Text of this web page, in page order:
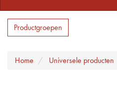
Productgroepen
Home Universele producten